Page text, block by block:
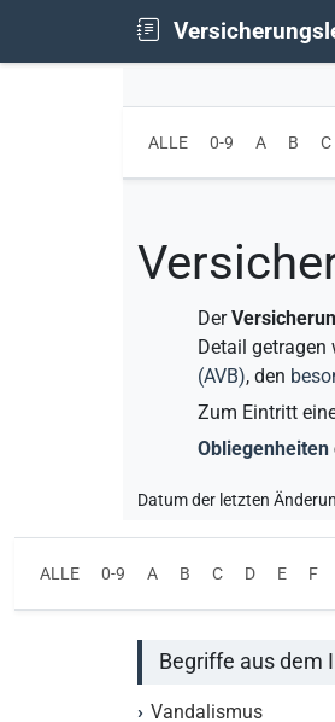
ALLE 0-9 A B C
Der
Detail getragen
(AVB), den
Zum Eintritt
Obliegenheiten
Datum der letzten
ALLE 0-9 A B C D E F
Begriffe aus dem
Vandalismus